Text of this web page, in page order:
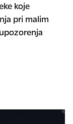
koje
pri malim